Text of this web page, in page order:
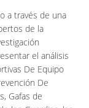
a través de una
de la
el análisis
De Equipo
De
Gafas de